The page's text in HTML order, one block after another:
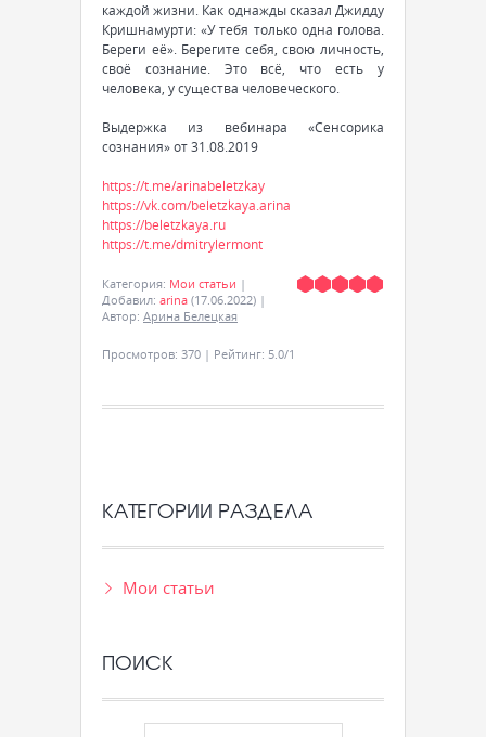
каждой жизни. Как однажды сказал Джидду
Кришнамурти: «У тебя только одна голова.
Береги её». Берегите себя, свою личность,
своё сознание. Это всё, что есть у
человека, у существа человеческого.
Выдержка из вебинара «Сенсорика
сознания» от 31.08.2019
https://t.me/arinabeletzkay
https://vk.com/beletzkaya.arina
https://beletzkaya.ru
https://t.me/dmitrylermont
Категория: Мои статьи |
Добавил: arina (17.06.2022) |
Автор: Арина Белецкая
Просмотров: 370 | Рейтинг: 5.0/1
КАТЕГОРИИ РАЗДЕЛА
Мои статьи
ПОИСК